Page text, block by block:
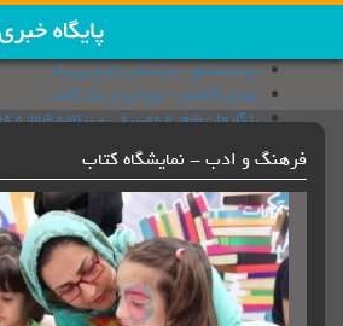
پرده عشاق - داستان راه و بی راه
رویای کاغذی - تورقی در یک کتاب
با کاروان شعر و موسیقی - برنامه شماره 498؛ بروید ای حریفان
سیم و زر- شیر و عقاب؛ تاریخ رابطه ایران و
چاپخانه - كتاب های روایت ناتمام و کتاب
مادام بوآری
پرده عشاق - پیر مرد ، حاکم و درخت انجیر
رویای کاغذی- دریچه
با کاروان شعر و موسیقی - افشین یداللهی
بوطیقا - نقد فیلمنامه تومان
فرهنگ و ادب - نمایشگاه کتاب